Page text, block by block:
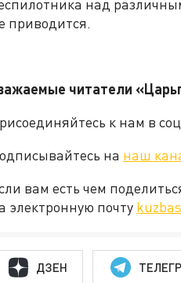
над
приводится.
читатели
к нам в
на наш
вам есть чем
электронную почту
ДЗЕН